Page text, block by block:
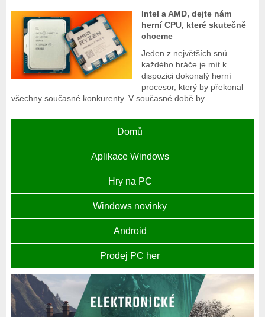
Intel a AMD, dejte nám
herní CPU, které skutečně
chceme
Jeden z největších snů
každého hráče je mít k
dispozici dokonalý herní
procesor, který by překonal
všechny současné konkurenty. V současné době by
Domů
Aplikace Windows
Hry na PC
Windows novinky
Android
Prodej PC her